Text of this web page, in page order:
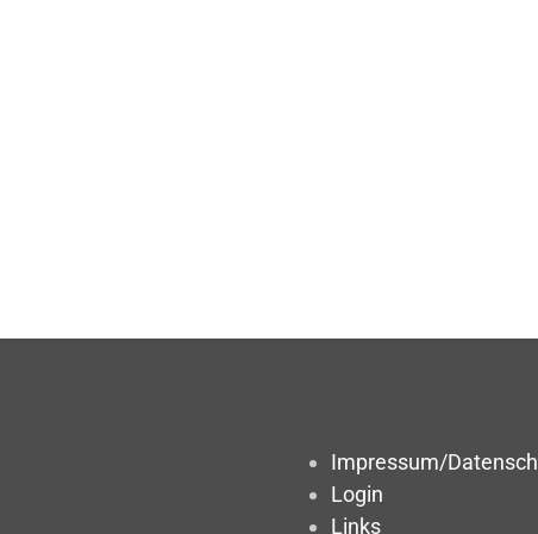
Impressum/
Login
Links